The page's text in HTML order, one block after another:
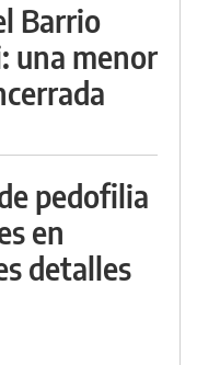
Barrio
una menor
pedofilia
en
detalles